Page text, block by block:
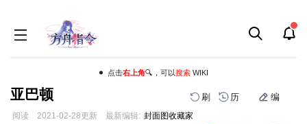
点击右上角🔍，可以搜索WIKI
亚巴顿 刷 历 编
阅读 2021-02-28更新 最新编辑: 封面图收藏家